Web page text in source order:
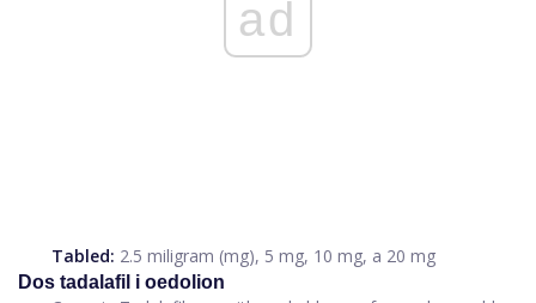
ad
Tabled: 2.5 miligram (mg), 5 mg, 10 mg, a 20 mg
Dos tadalafil i oedolion